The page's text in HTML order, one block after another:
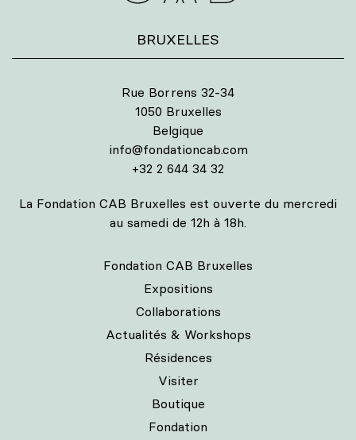
BRUXELLES
Rue Borrens 32-34
1050 Bruxelles
Belgique
info@fondationcab.com
+32 2 644 34 32
La Fondation CAB Bruxelles est ouverte du mercredi
au samedi de 12h à 18h.
Fondation CAB Bruxelles
Expositions
Collaborations
Actualités & Workshops
Résidences
Visiter
Boutique
Fondation